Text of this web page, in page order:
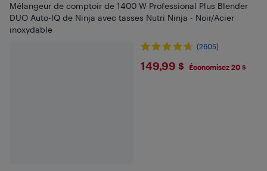
Mélangeur de comptoir de 1400 W Professional Plus Blender
DUO Auto-IQ de Ninja avec tasses Nutri Ninja - Noir/Acier
inoxydable
(2605)
$149.99
149,99 $ Économisez 20 $